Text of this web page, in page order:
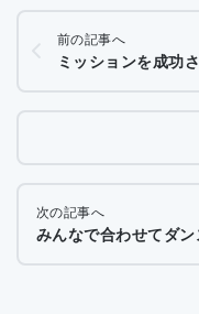
前の記事へ
ミッションを成功
次の記事へ
みんなで合わせてダン